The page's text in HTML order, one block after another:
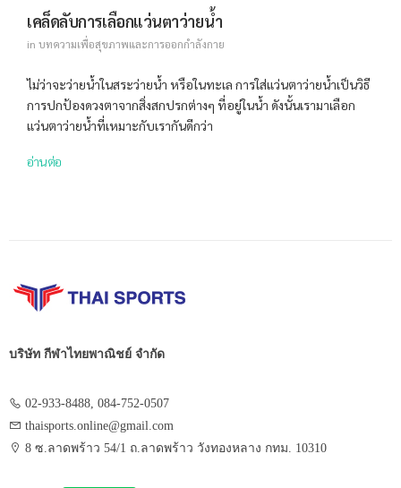
เคล็ดลับการเลือกแว่นตาว่ายน้ำ
in บทความเพื่อสุขภาพและการออกกำลังกาย
ไม่ว่าจะว่ายน้ำในสระว่ายน้ำ หรือในทะเล การใส่แว่นตาว่ายน้ำเป็นวิธี
การปกป้องดวงตาจากสิ่งสกปรกต่างๆ ที่อยู่ในน้ำ ดังนั้นเรามาเลือก
แว่นตาว่ายน้ำที่เหมาะกับเรากันดีกว่า
อ่านต่อ
บริษัท กีฬาไทยพาณิชย์ จำกัด
02-933-8488, 084-752-0507
thaisports.online@gmail.com
8 ซ.ลาดพร้าว 54/1 ถ.ลาดพร้าว วังทองหลาง กทม. 10310